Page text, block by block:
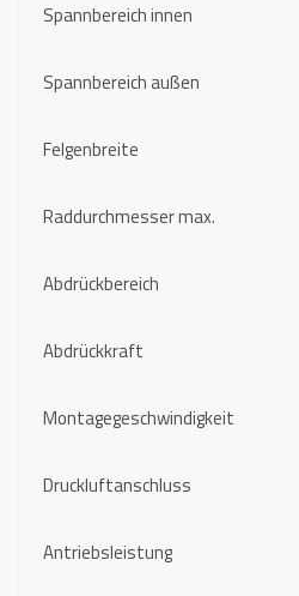
Spannbereich innen
Spannbereich außen
Felgenbreite
Raddurchmesser max.
Abdrückbereich
Abdrückkraft
Montagegeschwindigkeit
Druckluftanschluss
Antriebsleistung